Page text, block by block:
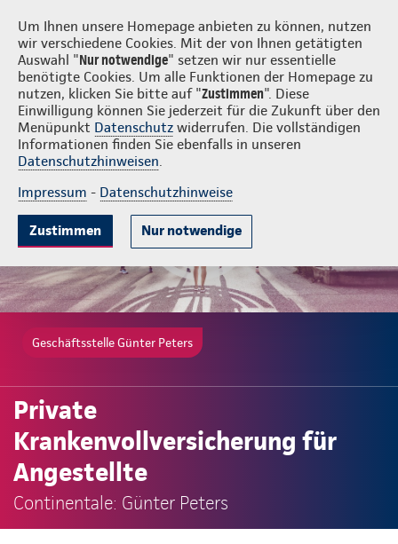
Um Ihnen unsere Homepage anbieten zu können, nutzen
wir verschiedene Cookies. Mit der von Ihnen getätigten
Auswahl "Nur notwendige" setzen wir nur essentielle
benötigte Cookies. Um alle Funktionen der Homepage zu
nutzen, klicken Sie bitte auf "Zustimmen". Diese
Einwilligung können Sie jederzeit für die Zukunft über den
Menüpunkt Datenschutz widerrufen. Die vollständigen
Informationen finden Sie ebenfalls in unseren
Datenschutzhinweisen.
Impressum - Datenschutzhinweise
Zustimmen Nur notwendige
Günter Peters Login
Gute Gründe Tarife & Leistungen Wissenswertes Beratung &
Geschäftsstelle Günter Peters
Private
Krankenvollversicherung für
Angestellte
Continentale: Günter Peters